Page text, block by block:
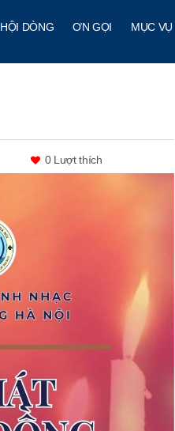
HỘI DÒNG ƠN GỌI MỤC VỤ
0Lượt thích